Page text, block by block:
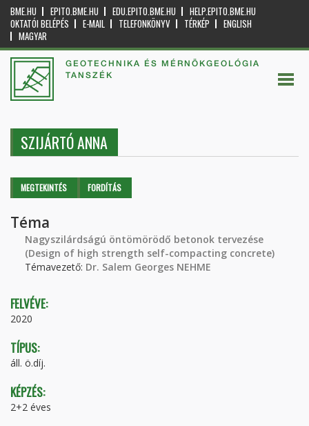
BME.HU EPITO.BME.HU EDU.EPITO.BME.HU
HELP.EPITO.BME.HU
OKTATÓI BELÉPÉS
E-MAIL TELEFONKÖNYV TÉRKÉP
ENGLISH
MAGYAR
GEOTECHNIKA ÉS MÉRNÖKGEOLÓGIA
TANSZÉK
SZIJÁRTÓ ANNA
Elsődleges fülek
MEGTEKINTÉS (AKTÍVFORDÍTÁS
Téma
Nagyszilárdságú öntömörödő betonok tervezése
(Design of high strength self-compacting concrete)
Témavezető: Dr. Salem Georges NEHME
FELVÉVE:
2020
TÍPUS:
áll. ö.díj.
KÉPZÉS:
2+2 éves